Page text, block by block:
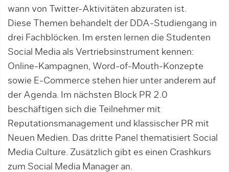
wann von Twitter-Aktivitäten abzuraten ist.
Diese Themen behandelt der DDA-Studiengang in
drei Fachblöcken. Im ersten lernen die Studenten
Social Media als Vertriebsinstrument kennen:
Online-Kampagnen, Word-of-Mouth-Konzepte
sowie E-Commerce stehen hier unter anderem auf
der Agenda. Im nächsten Block PR 2.0
beschäftigen sich die Teilnehmer mit
Reputationsmanagement und klassischer PR mit
Neuen Medien. Das dritte Panel thematisiert Social
Media Culture. Zusätzlich gibt es einen Crashkurs
zum Social Media Manager an.